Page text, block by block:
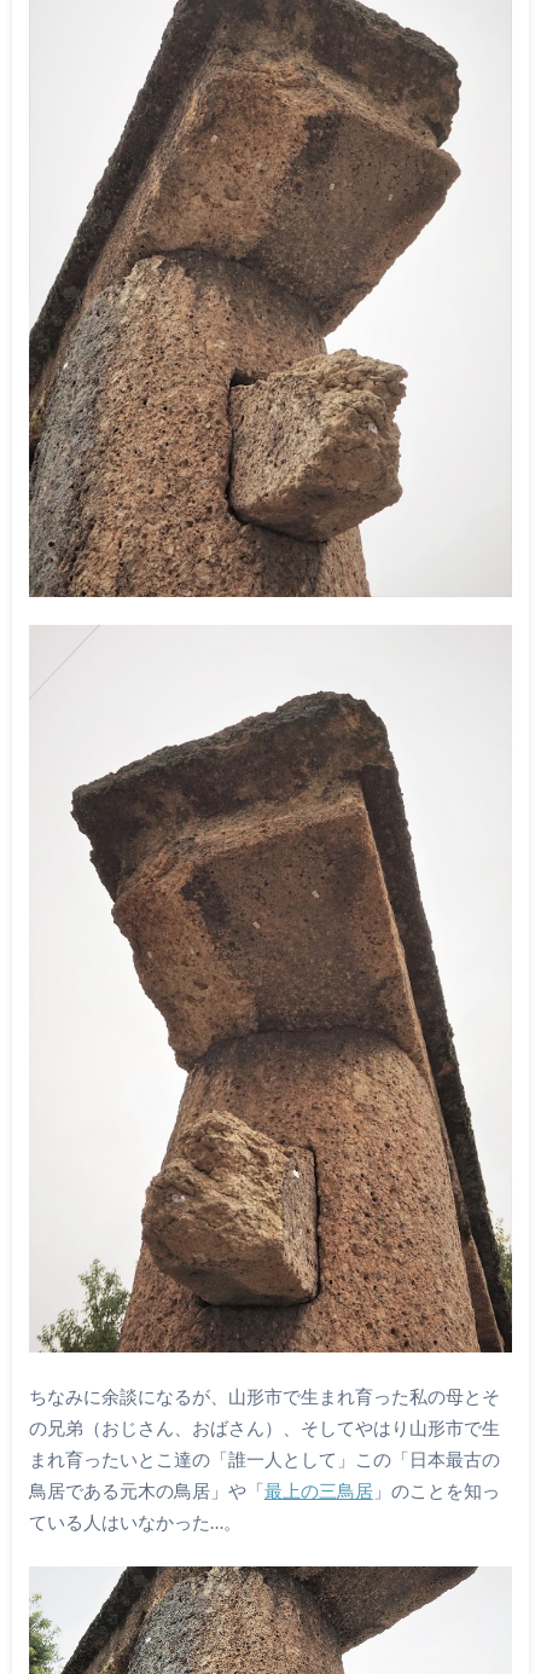
ちなみに余談になるが、山形市で生まれ育った私の母とそ
の兄弟（おじさん、おばさん）、そしてやはり山形市で生
まれ育ったいとこ達の「誰一人として」この「日本最古の
鳥居である元木の鳥居」や「最上の三鳥居」のことを知っ
ている人はいなかった…。